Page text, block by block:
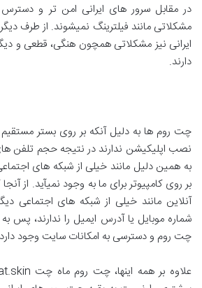
در مقابل سرور های ایرانی امن تر و دسترس
مشکلاتی مانند فیلترینگ نمیشوند. از طرف
ایرانی نیز مشکلاتی همچون هنگی، قطعی و
دارند.
چت روم ها به دلیل آنکه بر روی بستر
نصب اپلیکیشن ندارند در نتیجه حجم تلفن
به همین دلیل مانند خیلی از شبکه های
بر روی کامپیوتر برای ما به وجود نمیآید. از
آنلاین مانند خیلی از شبکه های اجتماعی
شماره موبایل یا آدرس ایمیل را ندارند، پس
چت روم و دسترسی به امکانات سایت وجود